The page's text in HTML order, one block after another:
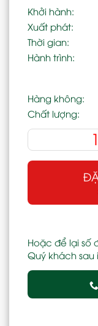
Khởi hành:
Xuất phát:
Thời gian:
Hành trình:
Hàng không:
Chất lượng:
Hoặc để lại số
Quý khách sau